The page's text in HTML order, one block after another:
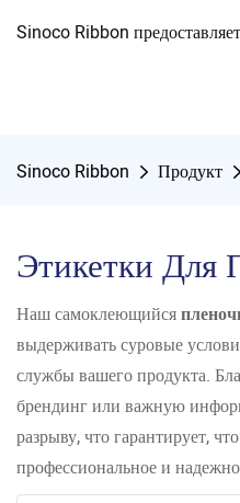
Sinoco Ribbon
Sinoco Ribbon Продукт
Этикетки Для
Наш самоклеющийся
выдерживать суровые
службы вашего продукта.
брендинг или важную
разрыву, что гарантирует,
профессиональное и